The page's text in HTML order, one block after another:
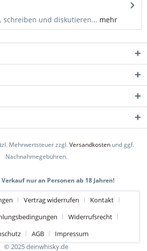
schreiben und diskutieren... mehr
Mehrwertsteuer zzgl.Versandkosten und ggf.
Nachnahmegebühren.
nur an Personen ab 18 Jahren!
Vertrag widerrufen
Kontakt
Widerrufsrecht
AGB
Impressum
© 2025 deinwhisky.de